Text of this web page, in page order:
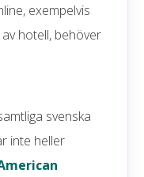
exempelvis
hotell, behöver
svenska
inte heller